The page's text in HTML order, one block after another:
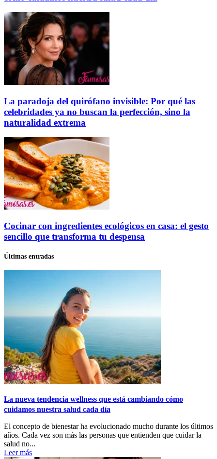
La paradoja del quirófano invisible: Por qué las
celebridades ya no buscan la perfección, sino la
naturalidad extrema
Cocinar con ingredientes ecológicos en casa: el gesto
sencillo que transforma tu despensa
Últimas entradas
La nueva tendencia wellness que está cambiando cómo
cuidamos nuestra salud cada día
El concepto de bienestar ha evolucionado mucho durante los últimos
años. Cada vez son más las personas que entienden que cuidar la
salud no...
Leer más